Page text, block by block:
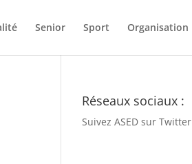
Senior Sport Organisation
Réseaux sociaux :
Suivez ASED sur Twitter